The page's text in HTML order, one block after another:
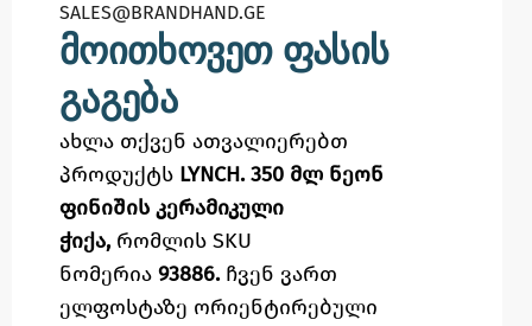
SALES@BRANDHAND.GE​
მოითხოვეთ ფასის
გაგება
ახლა თქვენ ათვალიერებთ
პროდუქტს LYNCH. 350 მლ ნეონ
ფინიშის კერამიკული
ჭიქა, რომლის SKU
ნომერია 93886. ჩვენ ვართ
ელფოსტაზე ორიენტირებული